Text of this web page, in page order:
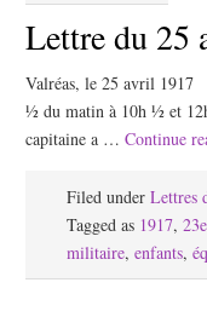
Lettre du 25
Valréas, le 25 avril 1917
½ du matin à 10h ½ et
capitaine a … Continue
Filed under Lettres
Tagged as 1917,
militaire, enfants,